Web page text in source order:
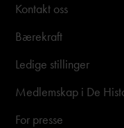
Kontakt oss
Bærekraft
Ledige stillinger
Medlemskap i De
For presse